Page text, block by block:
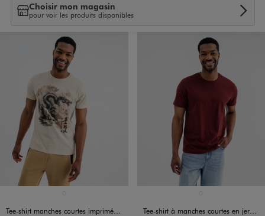
Choisir mon magasin
pour voir les produits disponibles
Tee-shirt manches courtes imprimé devant et dos homme - apoh London Tee-shirt à manches courtes en jersey de coton uni homme